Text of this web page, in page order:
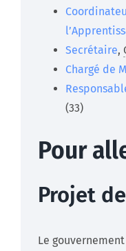
Secrétaire,
Chargé de
(33)
Pour
Projet
Le